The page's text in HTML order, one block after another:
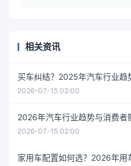
相关资讯
买车纠结？2025年汽车行业趋
2026-07-15 02:00
2026年汽车行业趋势与消费者
2026-07-15 02:00
家用车配置如何选？2026年用